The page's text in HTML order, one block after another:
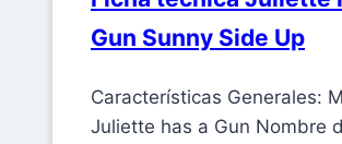
Gun Sunny Side Up
Características Generales:
Juliette has a Gun Nombre